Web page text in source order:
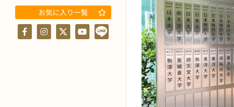
お気に入り一覧